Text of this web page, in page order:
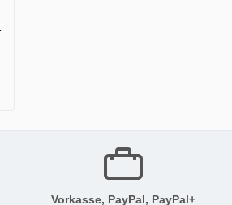
Vorkasse, PayPal, PayPal+